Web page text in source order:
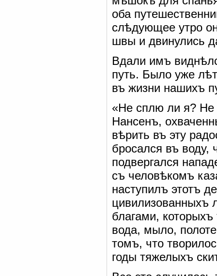
оба
слѣдующее утро
швы и двинулись
Вдали имъ
путь. Было уже
въ жизни нашихъ
«Не сплю ли я? Не
Нансенъ,
вѣрить въ эту
бросался въ воду,
подвергался
съ человѣкомъ
наступилъ этотъ
цивилизованныхъ
благами,
вода, мыло,
томъ, что
годы тяжелыхъ